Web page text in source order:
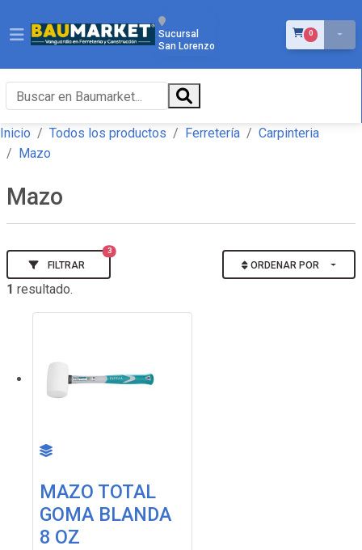
Sucursal
San Lorenzo
0ÍTEMS EN EL
Inicio Todos los productos Ferretería
Carpinteria
Mazo
Mazo
FILTRAR
3
ORDENAR POR
1 resultado.
MAZO TOTAL
GOMA BLANDA
8 OZ